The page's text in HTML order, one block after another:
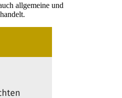
allgemeine und